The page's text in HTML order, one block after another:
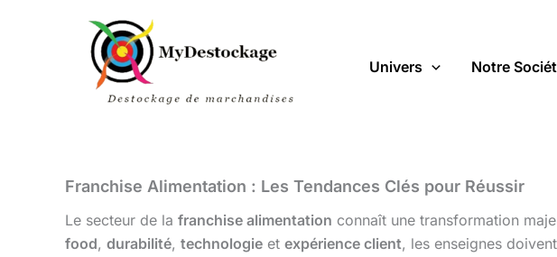
Univers Notre
Franchise Alimentation : Les Tendances Clés pour Réussir
Le secteur de la franchise alimentation connaît une transformation
food, durabilité, technologie et expérience client, les enseignes